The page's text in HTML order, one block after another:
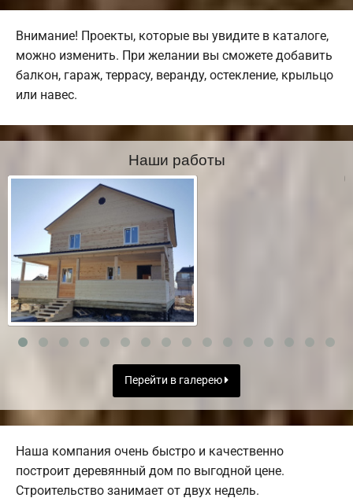
Внимание! Проекты, которые вы увидите в каталоге,
можно изменить. При желании вы сможете добавить
балкон, гараж, террасу, веранду, остекление, крыльцо
или навес.
Наши работы
Перейти в галерею
Наша компания очень быстро и качественно
построит деревянный дом по выгодной цене.
Строительство занимает от двух недель.